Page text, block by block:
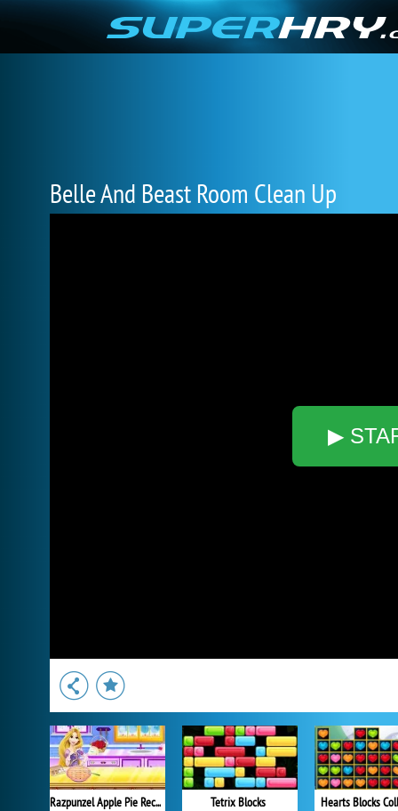
Belle And Beast Room Clean Up
▶
Razpunzel Apple Pie Recipe Tetrix Blocks Hearts Blocks